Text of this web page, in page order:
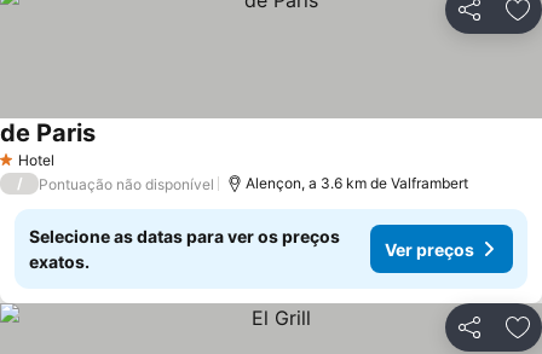
Partilhar
1 Estrelas
Hotel
de ParisVer preços
/ Pontuação não disponível Alençon, a 3.6 km de Valframbert
Selecione as datas para ver os preços
exatos.
Ver preços
Partilhar